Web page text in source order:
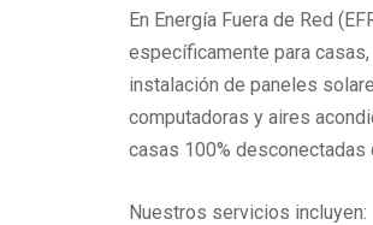
En Energía Fuera de Red
específicamente para
instalación de paneles
computadoras y aires
casas 100% desconectadas
Nuestros servicios incluyen: